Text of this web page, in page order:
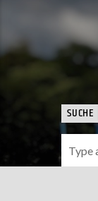
SUCHE